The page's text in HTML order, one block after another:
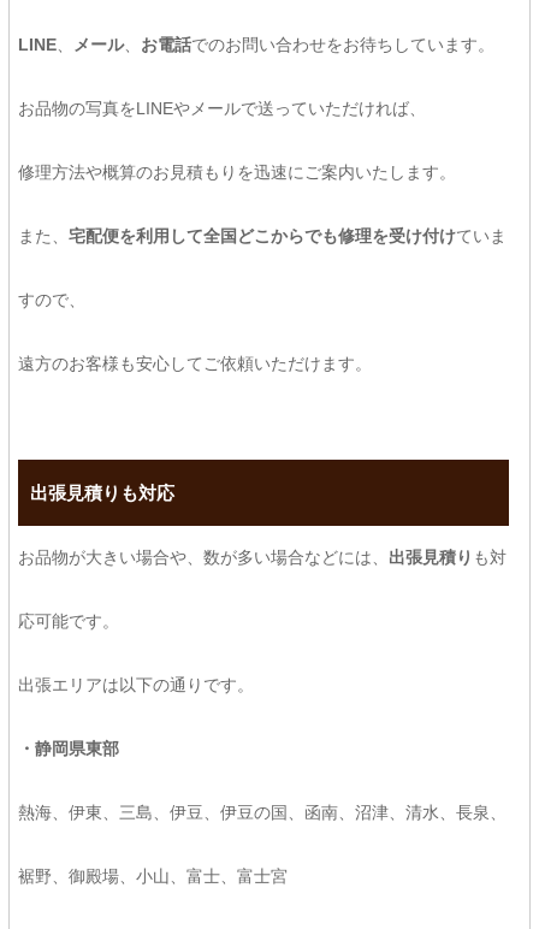
LINE、 メール、 お電話でのお問い合わせをお待ちしています。
お品物の写真をLINEやメールで送っていただければ、
修理方法や概算のお見積もりを迅速にご案内いたします。
また、 宅配便を利用して全国どこからでも修理を受け付けていま
すので、
遠方のお客様も安心してご依頼いただけます。
出張見積りも対応
お品物が大きい場合や、数が多い場合などには、 出張見積り も対
応可能です。
出張エリアは以下の通りです。
・静岡県東部
熱海、伊東、三島、伊豆、伊豆の国、函南、沼津、清水、長泉、
裾野、御殿場、小山、富士、富士宮